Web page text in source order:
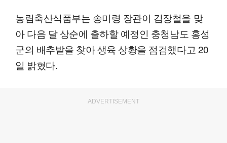
농림축산식품부는 송미령 장관이 김장철을 맞
아 다음 달 상순에 출하할 예정인 충청남도 홍성
군의 배추밭을 찾아 생육 상황을 점검했다고 20
일 밝혔다.
ADVERTISEMENT